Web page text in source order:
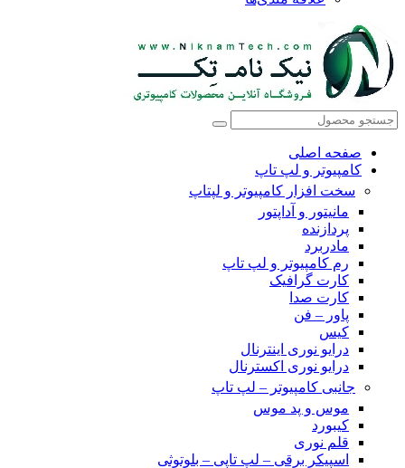
صفحه اصلی
کامپیوتر و‌‌‌‌‌ لپ تاپ
سخت افزار کامپیوتر و لپتاپ
مانیتور و آداپتور
پردازنده
مادربرد
رم کامپیوتر و لپ تاپ
کارت گرافیک
کارت صدا
پاور – فن
کیس
درایو نوری اینترنال
درایو نوری اکسترنال
جانبی کامپیوتر – لپ تاپ
موس و پد موس
کیبورد
قلم نوری
اسپیکر برقی – لپ تاپی – بلوتوثی